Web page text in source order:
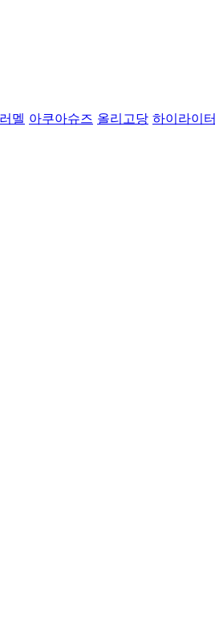
멜 아쿠아슈즈 올리고당 하이라이터